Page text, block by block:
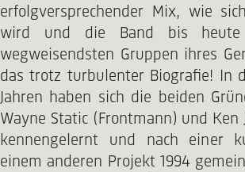
erfolgversprechender Mix, wie
wird und die Band bis
wegweisendsten Gruppen ihres
das trotz turbulenter Biografie! In
Jahren haben sich die beiden
Wayne Static (Frontmann) und Ken
kennengelernt und nach einer
einem anderen Projekt 1994